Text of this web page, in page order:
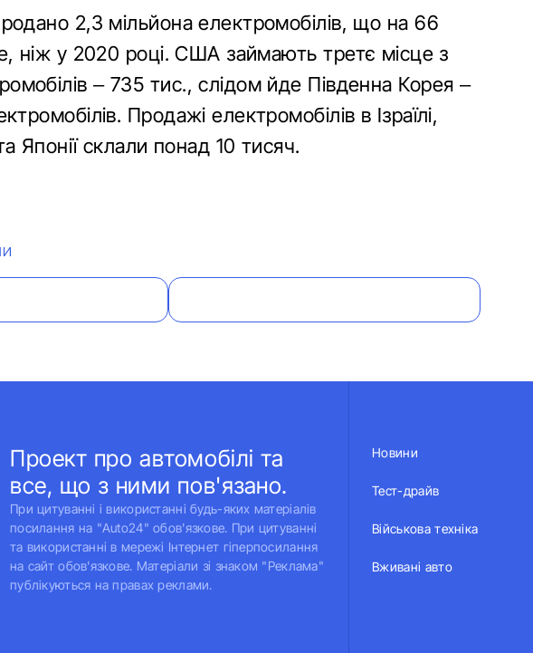
2,3 мільйона електромобілів, що на 66
ніж у 2020 році. США займають третє місце з
– 735 тис., слідом йде Південна Корея –
Продажі електромобілів в Ізраїлі,
та Японії склали понад 10 тисяч.
Проект про автомобілі та
все, що з ними пов'язано.
При цитуванні і використанні будь-яких матеріалів
посилання на "Auto24" обов'язкове. При цитуванні
та використанні в мережі Інтернет гіперпосилання
на сайт обов'язкове. Матеріали зі знаком "Реклама"
публікуються на правах реклами.
Новини
Тест-драйв
Військова техніка
Вживані авто